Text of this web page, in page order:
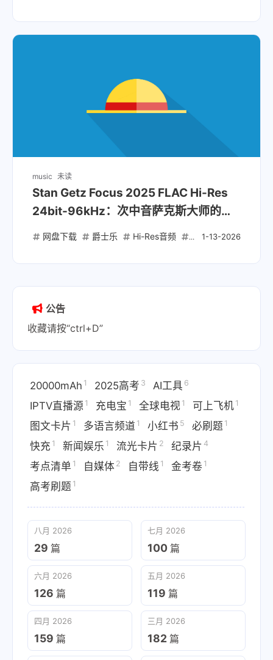
music 未读
Stan Getz Focus 2025 FLAC Hi-Res
24bit-96kHz：次中音萨克斯大师的传
世经典再版
1-13-2026
网盘下载 爵士乐 Hi-Res音频 Stan Getz
公告
收藏请按“ctrl+D”
20000mAh 1 2025高考 3 AI工具 6
IPTV直播源 1 充电宝 1 全球电视 1 可上飞机 1
图文卡片 1 多语言频道 1 小红书 5 必刷题 1
快充 1 新闻娱乐 1 流光卡片 2 纪录片 4
考点清单 1 自媒体 2 自带线 1 金考卷 1
高考刷题 1
八月 2026
29 篇
七月 2026
100 篇
六月 2026
126 篇
五月 2026
119 篇
四月 2026
159 篇
三月 2026
182 篇